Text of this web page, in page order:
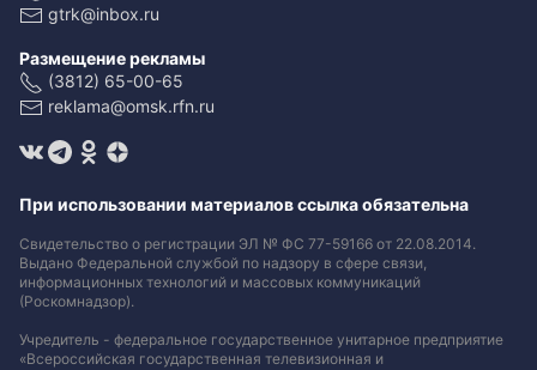
gtrk@inbox.ru
Размещение рекламы
(3812) 65-00-65
reklama@omsk.rfn.ru
При использовании материалов ссылка обязательна
Свидетельство о регистрации ЭЛ № ФС 77-59166 от 22.08.2014.
Выдано Федеральной службой по надзору в сфере связи,
информационных технологий и массовых коммуникаций
(Роскомнадзор).
Учредитель - федеральное государственное унитарное предприятие
«Всероссийская государственная телевизионная и